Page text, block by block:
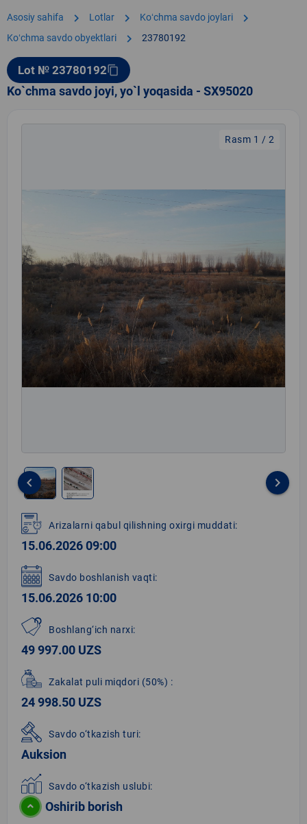
Asosiy sahifa chevron_right Lotlar chevron_right Koʻchma savdo joylari chevron_right
Koʻchma savdo obyektlari chevron_right 23780192
Lot № 23780192content_copy
Ko`chma savdo joyi, yo`l yoqasida - SX95020
Rasm 1 / 2
1
of
2
keyboard_arrow_left keyboard_arrow_right
Arizalarni qabul qilishning oxirgi muddati:
15.06.2026 09:00
Savdo boshlanish vaqti:
15.06.2026 10:00
Boshlang‘ich narxi:
49 997.00 UZS
Zakalat puli miqdori (50%) :
24 998.50 UZS
Savdo o‘tkazish turi:
Auksion
Savdo o‘tkazish uslubi:
Oshirib borish